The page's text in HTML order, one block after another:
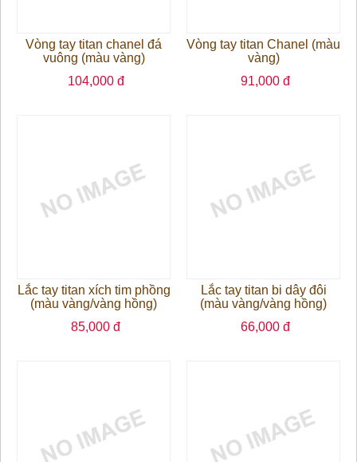
Vòng tay titan chanel đá
vuông (màu vàng)
104,000 đ
Vòng tay titan Chanel (màu
vàng)
91,000 đ
Lắc tay titan xích tim phồng
(màu vàng/vàng hồng)
85,000 đ
Lắc tay titan bi dây đôi
(màu vàng/vàng hồng)
66,000 đ